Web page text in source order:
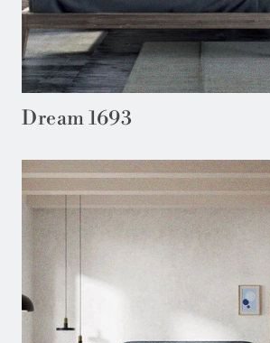
Dream 1693